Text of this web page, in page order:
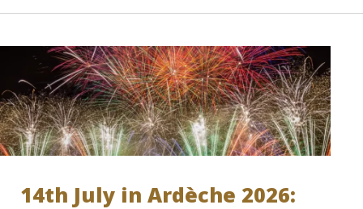
14th July in Ardèche 2026: